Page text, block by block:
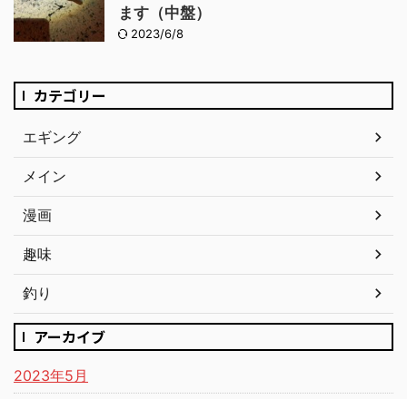
ます（中盤）
2023/6/8
カテゴリー
エギング
メイン
漫画
趣味
釣り
アーカイブ
2023年5月